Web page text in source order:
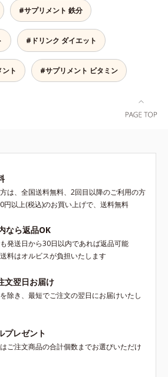
クタコ
健康に
」の成
ワフル
ン果実」を配合。さらに桑の葉エキ
スに加え、健康茶として知られる杜
仲葉エキスやグァバ葉エキス、茶花
エキスの植物由来の4つの成分が、
ダイエット中の女性をサポートしま
す。1日の目安量は2粒だけだから、
サッと飲みやすく手軽に続けやす
ゅっと閉じ込めた、食べたい女性の
ためのおまもりサプリです。
#サプリメント 鉄分
#ドリンク ダイエット
ト #サプリメント ビタミン
は、全国送料無料、2回目以降のご利用の方
円以上(税込)のお買い上げで、送料無料
なら返品OK
発送日から30日以内であれば返品可能
料はオルビスが負担いたします
文翌日お届け
除き、最短でご注文の翌日にお届けいたし
プレゼント
ご注文商品の合計個数までお選びいただけ